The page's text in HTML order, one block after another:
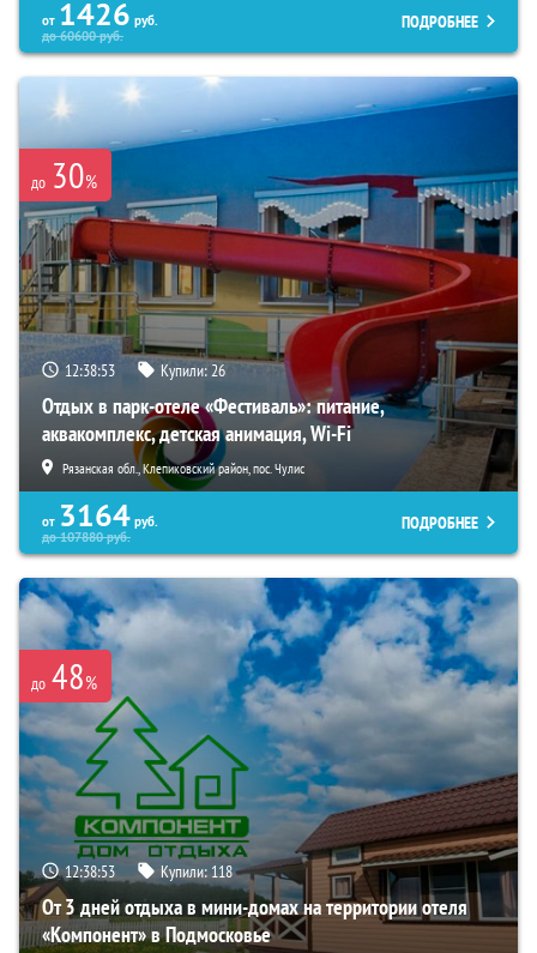
от 1426 руб.
до60600руб.
ПОДРОБНЕЕ
до 30%
12:38:52 Купили:26
Отдых в парк-отеле «Фестиваль»: питание,
аквакомплекс, детская анимация, Wi-Fi
Рязанская обл., Клепиковский район, пос. Чулис
от 3164 руб.
до107880руб.
ПОДРОБНЕЕ
до 48%
12:38:52 Купили: 118
От 3 дней отдыха в мини-домах на территории отеля
«Компонент» в Подмосковье